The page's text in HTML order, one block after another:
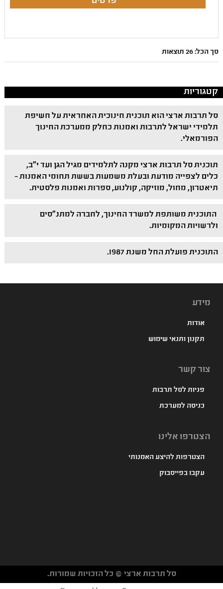
סך הכל: 26 תוצאות
קטגוריות
סל תרבות ארצי הוא תוכנית חינוכית האחראית על חשיפת
תלמידי ישראל לתרבות ואמנות כחלק ממערכת החינוך
הפורמאלי.
תוכנית סל תרבות ארצי מקנה לתלמידים מגיל הגן ועד י"ב,
כלים לצפייה מודעת ובעלת משמעות בששת תחומי האמנות –
תיאטרון, מחול, מוזיקה, קולנוע, ספרות ואמנות פלסטית.
התוכנית משותפת למשרד החינוך, לחברה למתנ"סים
ולרשויות המקומיות.
התוכנית פועלת החל משנת 1987.
מידע
אודות
תקנון ותנאי שימוש
צור קשר
פניות לסל תרבות
כניסה למערכת
הצטרפו אלינו
הצטרפות להיצע האמנותי
עקבו בפייסבוק
סל תרבות ארצי © כל הזכויות שמורות.